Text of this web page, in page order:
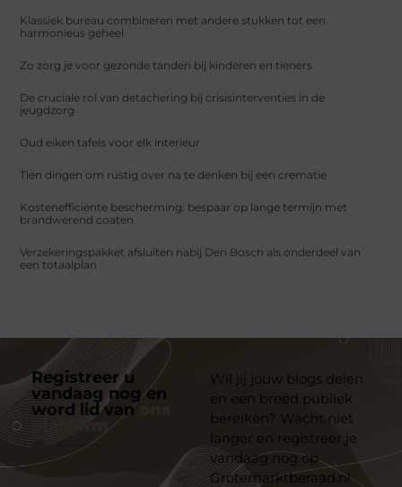
Klassiek bureau combineren met andere stukken tot een
harmonieus geheel
Zo zorg je voor gezonde tanden bij kinderen en tieners
De cruciale rol van detachering bij crisisinterventies in de
jeugdzorg
Oud eiken tafels voor elk interieur
Tien dingen om rustig over na te denken bij een crematie
Kostenefficiënte bescherming: bespaar op lange termijn met
brandwerend coaten
Verzekeringspakket afsluiten nabij Den Bosch als onderdeel van
een totaalplan
Registreer u
vandaag nog en
word lid van
platform
Wil jij jouw blogs delen
en een breed publiek
bereiken? Wacht niet
langer en registreer je
vandaag nog op
Grotemarktberaad.nl